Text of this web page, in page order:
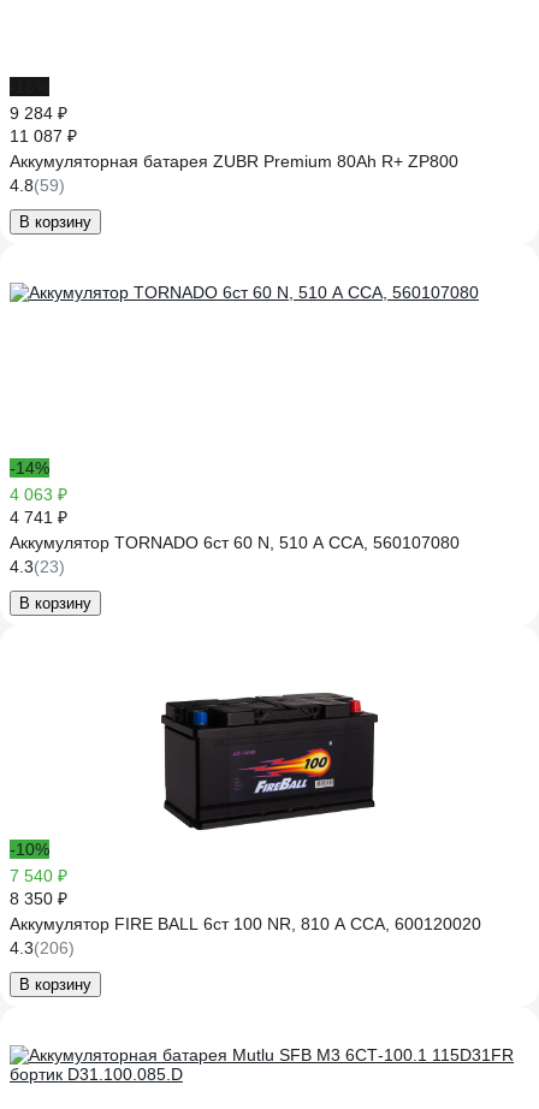
9 284 ₽
11 087 ₽
Аккумуляторная батарея ZUBR Premium 80Ah R+ ZP800
4.8(59)
В корзину
-14%
4 063 ₽
4 741 ₽
Аккумулятор TORNADO 6ст 60 N, 510 А CCA, 560107080
4.3(23)
В корзину
-10%
7 540 ₽
8 350 ₽
Аккумулятор FIRE BALL 6ст 100 NR, 810 А CCA, 600120020
4.3(206)
В корзину